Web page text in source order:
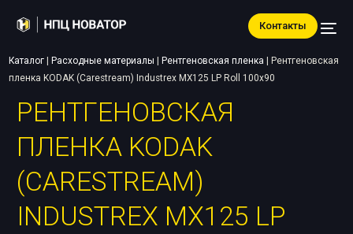
Контакты
Каталог Расходные материалы Рентгеновская пленка
Рентгеновская
пленка KODAK (Carestream) Industrex MX125 LP Roll 100х90
РЕНТГЕНОВСКАЯ
ПЛЕНКА KODAK
(CARESTREAM)
INDUSTREX MX125 LP